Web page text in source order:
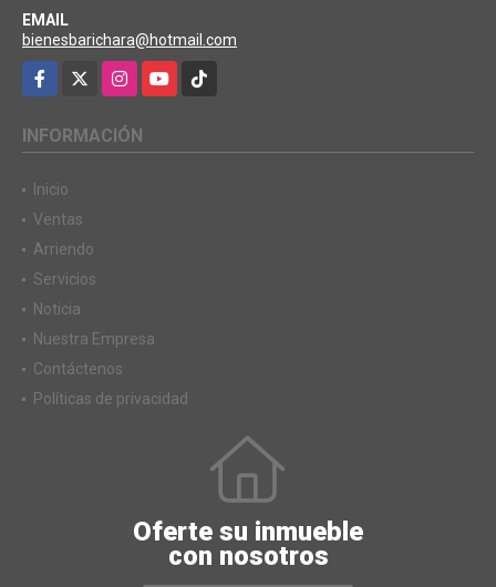
EMAIL
bienesbarichara@hotmail.com
Facebook
InstagramYouTubeTikTok
INFORMACIÓN
Inicio
Ventas
Arriendo
Servicios
Noticia
Nuestra Empresa
Contáctenos
Políticas de privacidad
Oferte su inmueble
con nosotros